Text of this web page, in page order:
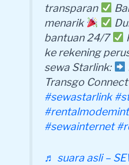
transparan
menarik
bantuan 24/7
ke rekening
sewa Starlink:
Transgo
#sewastarlink
#sewainternet
♬ suara asli –